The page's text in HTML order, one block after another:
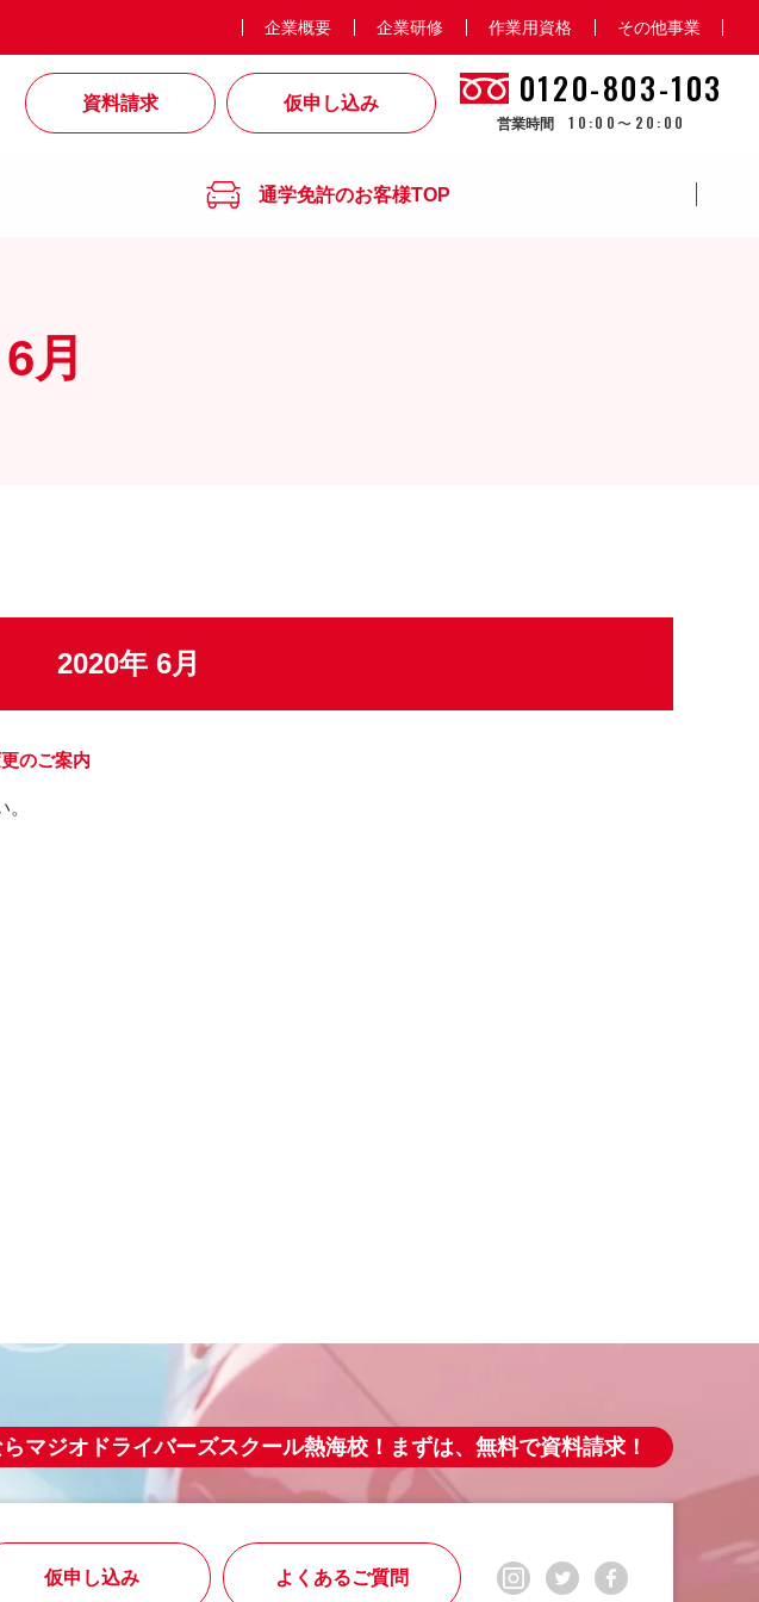
企業概要 企業研修 作業用資格 その他事業
資料請求 仮申し込み 0120-803-103
営業時間10:00〜20:00
通学免許のお客様TOP
月
2020年 6月
のご案内
マジオドライバーズスクール熱海校！まずは、無料で資料請求！
仮申し込み よくあるご質問